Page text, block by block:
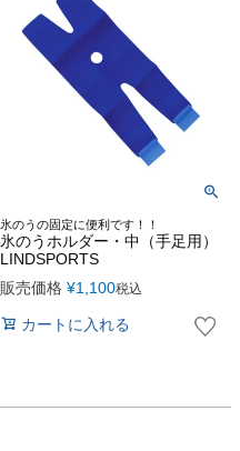
氷のうの固定に便利です！！
氷のうホルダー・中（手足用）
LINDSPORTS
販売価格 ¥1,100税込
カートに入れる